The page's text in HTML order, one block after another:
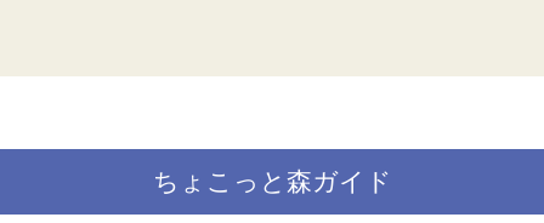
ちょこっと森ガイド